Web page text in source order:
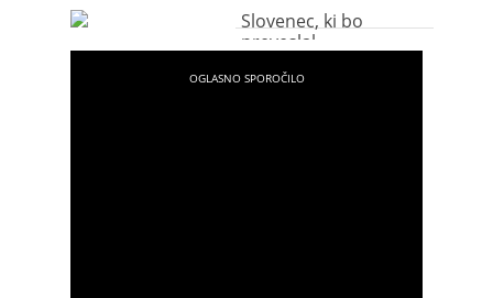
Slovenec, ki bo
preveslal